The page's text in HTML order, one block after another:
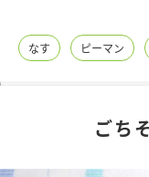
レシピ名特集
商品情報
なす ピーマン
ごち